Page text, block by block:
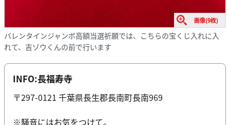
画像(9枚)
バレンタインジャンボ高額当選祈願では、こちらの宝くじ入れに入
れて、吉ゾウくんの前で行います
INFO:長福寿寺
〒297-0121 千葉県長生郡長南町長南969
※騒音にはお気をつけて。